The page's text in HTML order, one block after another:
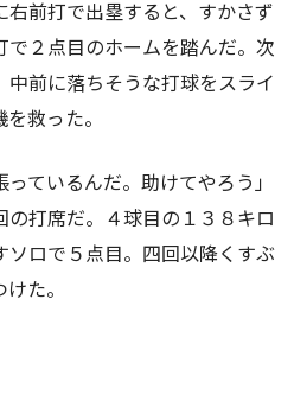
右前打で出塁すると、すかさず
２点目のホームを踏んだ。次
前に落ちそうな打球をスライ
救った。
ているんだ。助けてやろう」
の打席だ。４球目の１３８キロ
ロで５点目。四回以降くすぶ
た。